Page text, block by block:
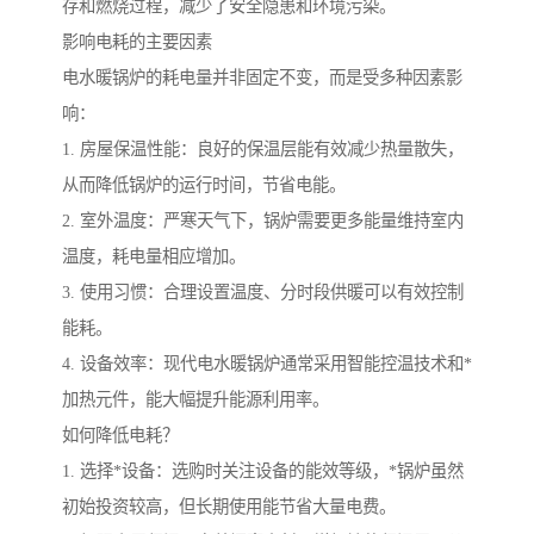
存和燃烧过程，减少了安全隐患和环境污染。
影响电耗的主要因素
电水暖锅炉的耗电量并非固定不变，而是受多种因素影
响：
1. 房屋保温性能：良好的保温层能有效减少热量散失，
从而降低锅炉的运行时间，节省电能。
2. 室外温度：严寒天气下，锅炉需要更多能量维持室内
温度，耗电量相应增加。
3. 使用习惯：合理设置温度、分时段供暖可以有效控制
能耗。
4. 设备效率：现代电水暖锅炉通常采用智能控温技术和*
加热元件，能大幅提升能源利用率。
如何降低电耗？
1. 选择*设备：选购时关注设备的能效等级，*锅炉虽然
初始投资较高，但长期使用能节省大量电费。